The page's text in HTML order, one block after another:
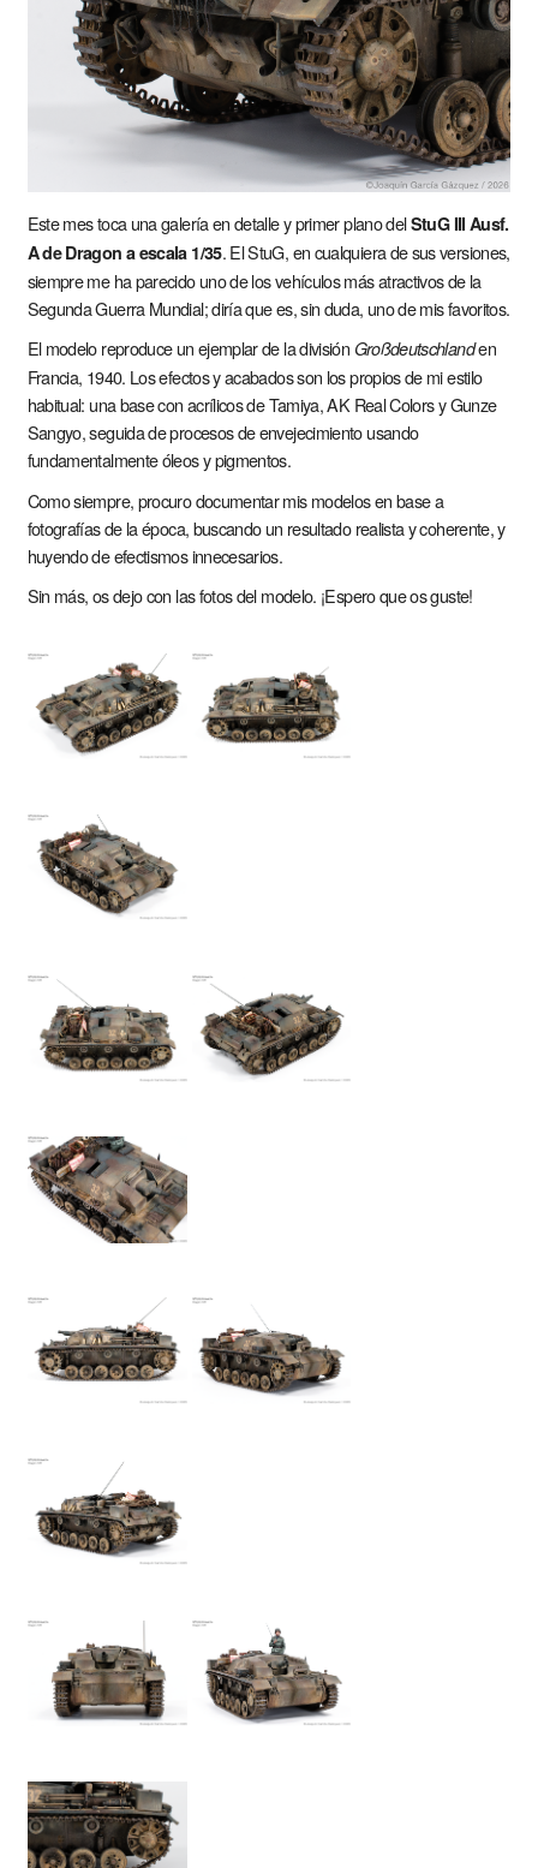
Este mes toca una galería en detalle y primer plano delStuG III Ausf.
A de Dragon a escala 1/35. El StuG, en cualquiera de sus versiones,
siempre me ha parecido uno de los vehículos más atractivos de la
Segunda Guerra Mundial; diría que es, sin duda, uno de mis favoritos.
El modelo reproduce un ejemplar de la división Großdeutschlanden
Francia, 1940. Los efectos y acabados son los propios de mi estilo
habitual: una base con acrílicos de Tamiya, AK Real Colors y Gunze
Sangyo, seguida de procesos de envejecimiento usando
fundamentalmente óleos y pigmentos.
Como siempre, procuro documentar mis modelos en base a
fotografías de la época, buscando un resultado realista y coherente, y
huyendo de efectismos innecesarios.
Sin más, os dejo con las fotos del modelo. ¡Espero que os guste!